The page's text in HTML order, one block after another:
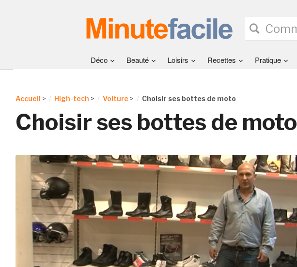
Déco Beauté Loisirs Recettes Pratique
Accueil > High-tech > Voiture > Choisir ses bottes de moto
Choisir ses bottes de moto